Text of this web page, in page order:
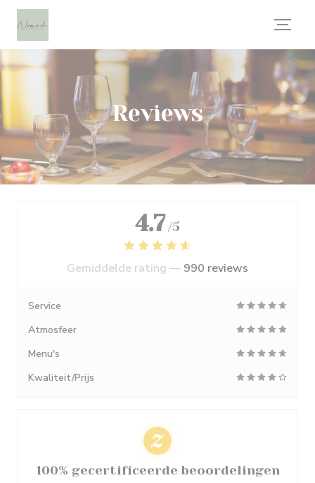
Cookies beheer paneel
Reviews
4.7 /5
Gemiddelde rating — 990 reviews
Service
Atmosfeer
Menu's
Kwaliteit/Prijs
100% gecertificeerde beoordelingen